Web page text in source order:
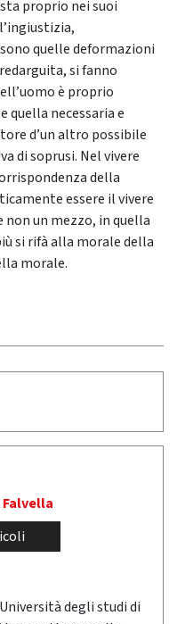
proprio nei suoi
quelle deformazioni
si fanno
è proprio
quella necessaria e
d’un altro possibile
di soprusi. Nel vivere
della
essere il vivere
un mezzo, in quella
si rifà alla morale della
morale.
degli studi di